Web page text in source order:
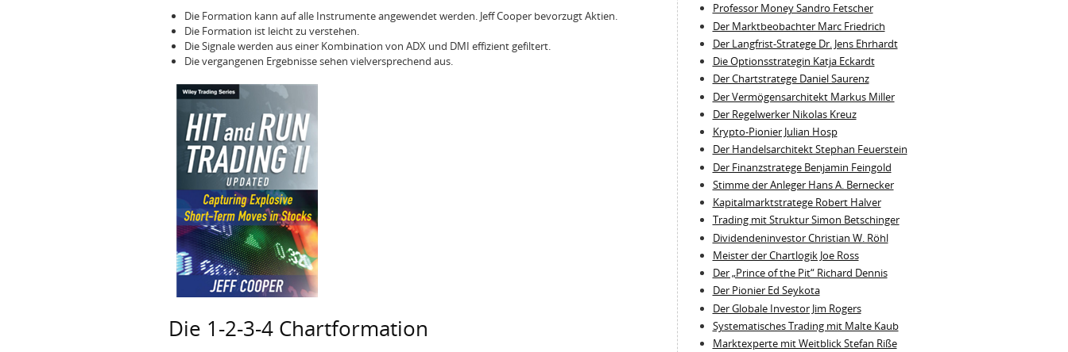
Die Formation kann auf alle Instrumente angewendet werden. Jeff Cooper bevorzugt Aktien.
Die Formation ist leicht zu verstehen.
Die Signale werden aus einer Kombination von ADX und DMI effizient gefiltert.
Die vergangenen Ergebnisse sehen vielversprechend aus.
Die 1-2-3-4 Chartformation
Professor Money Sandro Fetscher
Der Marktbeobachter Marc Friedrich
Der Langfrist-Stratege Dr. Jens Ehrhardt
Die Optionsstrategin Katja Eckardt
Der Chartstratege Daniel Saurenz
Der Vermögensarchitekt Markus Miller
Der Regelwerker Nikolas Kreuz
Krypto-Pionier Julian Hosp
Der Handelsarchitekt Stephan Feuerstein
Der Finanzstratege Benjamin Feingold
Stimme der Anleger Hans A. Bernecker
Kapitalmarktstratege Robert Halver
Trading mit Struktur Simon Betschinger
Dividendeninvestor Christian W. Röhl
Meister der Chartlogik Joe Ross
Der „Prince of the Pit“ Richard Dennis
Der Pionier Ed Seykota
Der Globale Investor Jim Rogers
Systematisches Trading mit Malte Kaub
Marktexperte mit Weitblick Stefan Riße